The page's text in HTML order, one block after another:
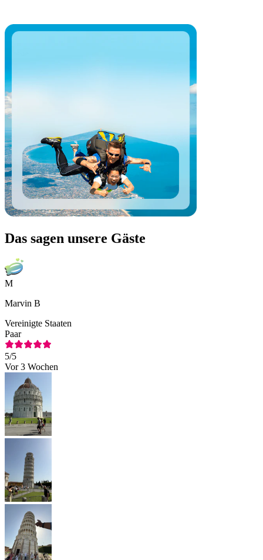
Das sagen unsere Gäste
M
Marvin B
Vereinigte Staaten
Paar
5/5
Vor 3 Wochen